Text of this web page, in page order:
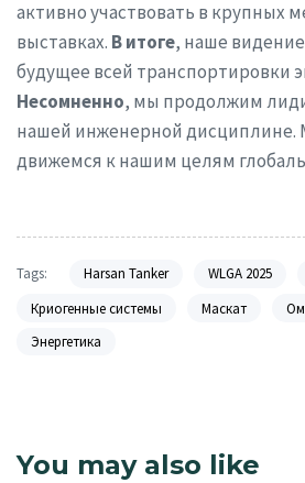
активно участвовать в крупных
выставках. В итоге, наше
будущее всей транспортировки
Несомненно, мы продолжим
нашей инженерной дисциплине.
движемся к нашим целям
Tags: Harsan Tanker WLGA 2025
Криогенные системы
Маскат
Энергетика
You may also like